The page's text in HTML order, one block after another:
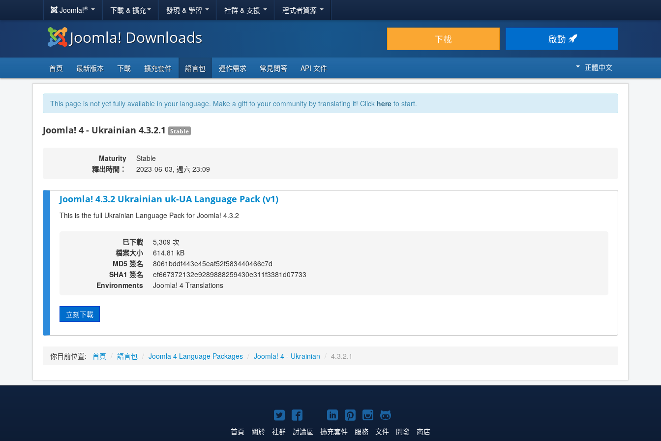
Joomla!® 下載 & 擴充 發現 & 學習 社群 & 支援 程式者資源
Joomla! Downloads 下載 啟動
首頁 最新版本 下載 擴充套件 語言包 運作需求 常見問答 API 文件 正體中文
This page is not yet fully available in your language. Make a gift to your community by translating it! Click here to start.
Joomla! 4 - Ukrainian 4.3.2.1 Stable
Maturity
Stable
釋出時間：
2023-06-03, 週六 23:09
Joomla! 4.3.2 Ukrainian uk-UA Language Pack (v1)
This is the full Ukrainian Language Pack for Joomla! 4.3.2
已下載
5,309 次
檔案大小
614.81 kB
MD5 簽名
8061bddf443e45eaf52f583440466c7d
SHA1 簽名
ef667372132e9289888259430e311f3381d07733
Environments
Joomla! 4 Translations
立刻下載
你目前位置: 首頁 / 語言包 / Joomla 4 Language Packages / Joomla! 4 - Ukrainian / 4.3.2.1
Twitter
上
Facebook
上
YouTube
上
Linkedln
上
Pinterest
上
Instagram
上
GitHub
上
首頁 關於 社群 討論區 擴充套件 服務 文件 開發 商店